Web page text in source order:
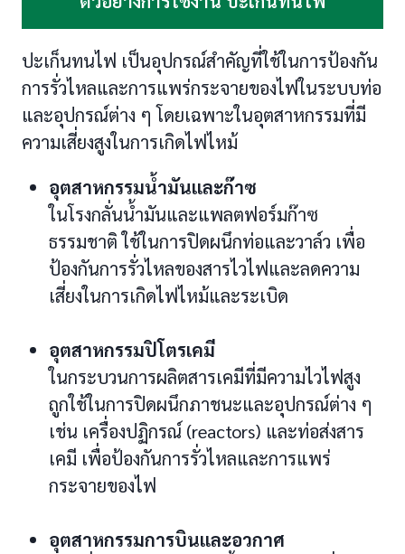
ปะเก็นทนไฟ เป็นอุปกรณ์สำคัญที่ใช้ในการป้องกัน
การรั่วไหลและการแพร่กระจายของไฟในระบบท่อ
และอุปกรณ์ต่าง ๆ โดยเฉพาะในอุตสาหกรรมที่มี
ความเสี่ยงสูงในการเกิดไฟไหม้
อุตสาหกรรมน้ำมันและก๊าซ
ในโรงกลั่นน้ำมันและแพลตฟอร์มก๊าซ
ธรรมชาติ ใช้ในการปิดผนึกท่อและวาล์ว เพื่อ
ป้องกันการรั่วไหลของสารไวไฟและลดความ
เสี่ยงในการเกิดไฟไหม้และระเบิด
อุตสาหกรรมปิโตรเคมี
ในกระบวนการผลิตสารเคมีที่มีความไวไฟสูง
ถูกใช้ในการปิดผนึกภาชนะและอุปกรณ์ต่าง ๆ
เช่น เครื่องปฏิกรณ์ (reactors) และท่อส่งสาร
เคมี เพื่อป้องกันการรั่วไหลและการแพร่
กระจายของไฟ
อุตสาหกรรมการบินและอวกาศ